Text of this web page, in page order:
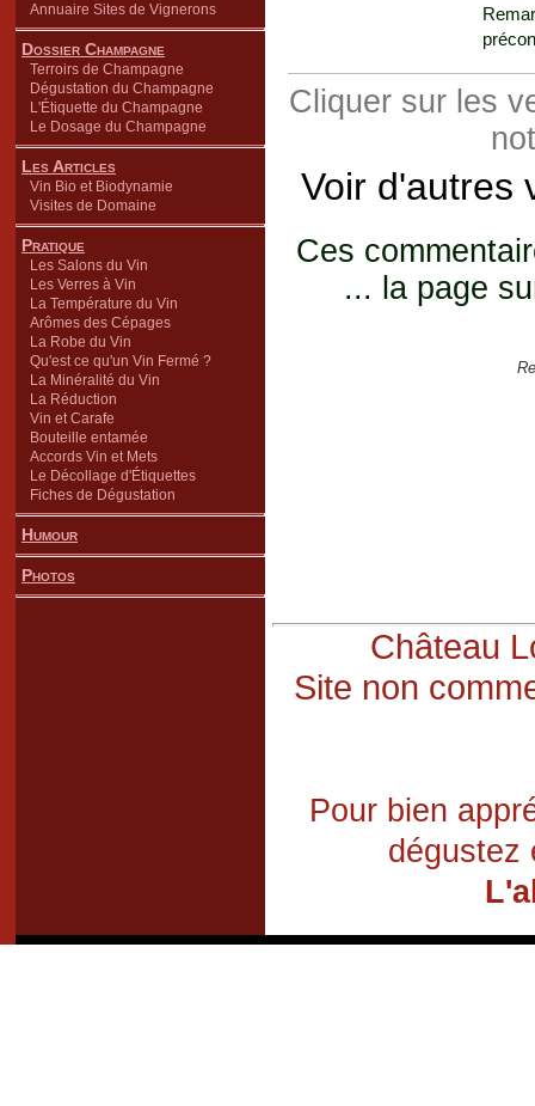
Annuaire Sites de Vignerons
Dossier Champagne
Terroirs de Champagne
Dégustation du Champagne
L'Étiquette du Champagne
Le Dosage du Champagne
Les Articles
Vin Bio et Biodynamie
Visites de Domaine
Pratique
Les Salons du Vin
Les Verres à Vin
La Température du Vin
Arômes des Cépages
La Robe du Vin
Qu'est ce qu'un Vin Fermé ?
La Minéralité du Vin
La Réduction
Vin et Carafe
Bouteille entamée
Accords Vin et Mets
Le Décollage d'Étiquettes
Fiches de Dégustation
Humour
Photos
Cliquer sur les
Voir d'autres
Ces
... la page
Château
Site non
Pour bien
dégustez